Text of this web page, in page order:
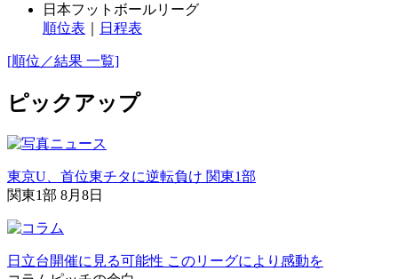
日本フットボールリーグ
順位表
日程表
[順位／結果 一覧]
ピックアップ
東京U、首位東チタに逆転負け 関東1部
関東1部 8月8日
日立台開催に見る可能性 このリーグにより感動を